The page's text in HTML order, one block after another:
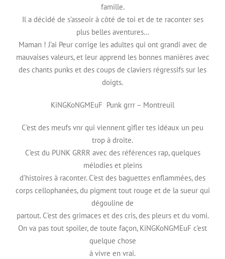
famille.
Il a décidé de s’asseoir à côté de toi et de te raconter ses
plus belles aventures…
Maman ! J’ai Peur corrige les adultes qui ont grandi avec de
mauvaises valeurs, et leur apprend les bonnes manières avec
des chants punks et des coups de claviers régressifs sur les
doigts.
KiNGKoNGMEuF Punk grrr – Montreuil
C’est des meufs vnr qui viennent gifler tes idéaux un peu
trop à droite.
C’est du PUNK GRRR avec des références rap, quelques
mélodies et pleins
d’histoires à raconter. C’est des baguettes enflammées, des
corps cellophanées, du pigment tout rouge et de la sueur qui
dégouline de
partout. C’est des grimaces et des cris, des pleurs et du vomi.
On va pas tout spoiler, de toute façon, KiNGKoNGMEuF c’est
quelque chose
à vivre en vrai.